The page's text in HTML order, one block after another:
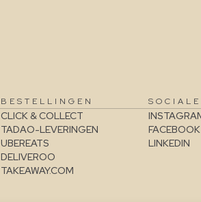
BESTELLINGEN
CLICK & COLLECT
TADAO-LEVERINGEN
UBEREATS
DELIVEROO
TAKEAWAY.COM
FACEBOOK
LINKEDIN